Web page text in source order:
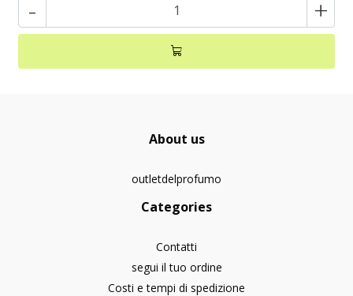
- +
About us
outletdelprofumo
Categories
Contatti
segui il tuo ordine
Costi e tempi di spedizione